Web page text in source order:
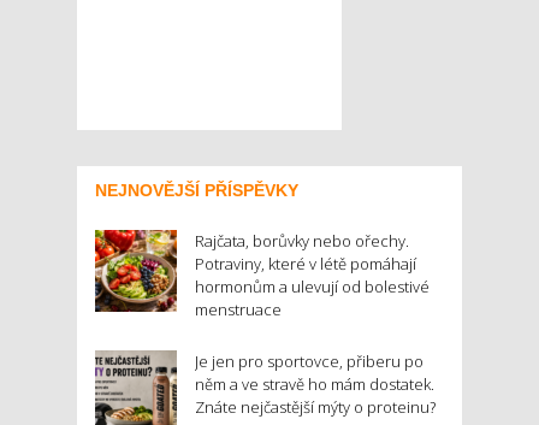
NEJNOVĚJŠÍ PŘÍSPĚVKY
Rajčata, borůvky nebo ořechy.
Potraviny, které v létě pomáhají
hormonům a ulevují od bolestivé
menstruace
Je jen pro sportovce, přiberu po
něm a ve stravě ho mám dostatek.
Znáte nejčastější mýty o proteinu?